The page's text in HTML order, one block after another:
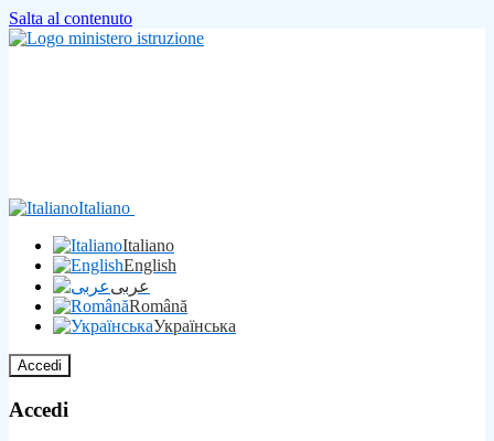
Salta al contenuto
Italiano
Italiano
English
عربى
Română
Українська
Accedi
Accedi